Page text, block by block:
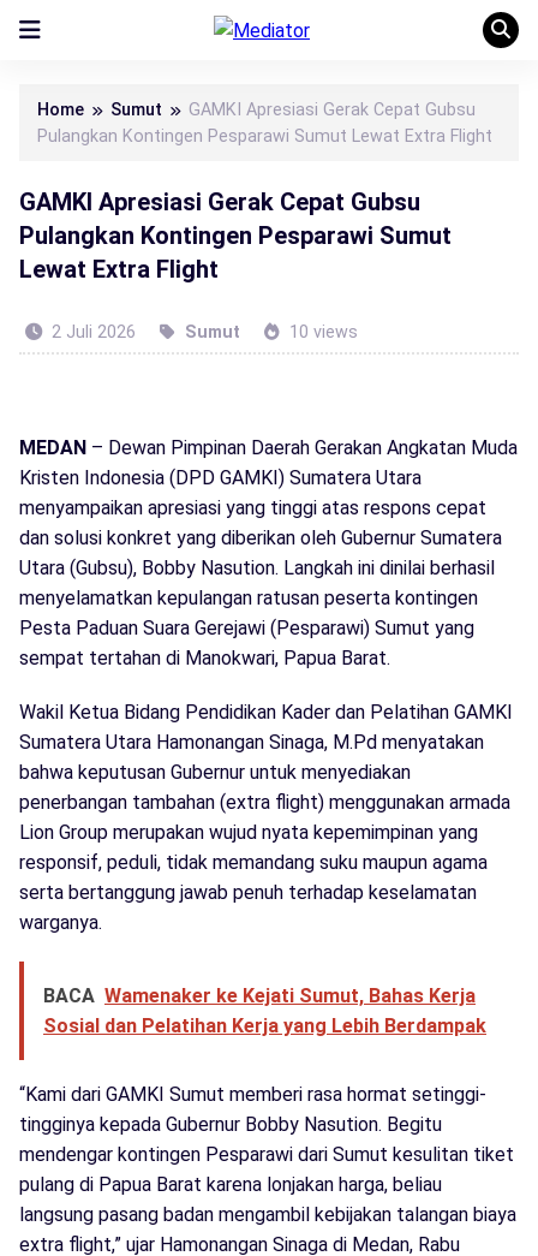
Home Sumut
GAMKI Apresiasi Gerak Cepat Gubsu
Pulangkan Kontingen Pesparawi Sumut Lewat Extra Flight
GAMKI Apresiasi Gerak Cepat Gubsu
Pulangkan Kontingen Pesparawi Sumut
Lewat Extra Flight
2 Juli 2026 Sumut 10 views
MEDAN – Dewan Pimpinan Daerah Gerakan Angkatan Muda
Kristen Indonesia (DPD GAMKI) Sumatera Utara
menyampaikan apresiasi yang tinggi atas respons cepat
dan solusi konkret yang diberikan oleh Gubernur Sumatera
Utara (Gubsu), Bobby Nasution. Langkah ini dinilai berhasil
menyelamatkan kepulangan ratusan peserta kontingen
Pesta Paduan Suara Gerejawi (Pesparawi) Sumut yang
sempat tertahan di Manokwari, Papua Barat.
Wakil Ketua Bidang Pendidikan Kader dan Pelatihan GAMKI
Sumatera Utara Hamonangan Sinaga, M.Pd menyatakan
bahwa keputusan Gubernur untuk menyediakan
penerbangan tambahan (extra flight) menggunakan armada
Lion Group merupakan wujud nyata kepemimpinan yang
responsif, peduli, tidak memandang suku maupun agama
serta bertanggung jawab penuh terhadap keselamatan
warganya.
BACA Wamenaker ke Kejati Sumut, Bahas Kerja
Sosial dan Pelatihan Kerja yang Lebih Berdampak
“Kami dari GAMKI Sumut memberi rasa hormat setinggi-
tingginya kepada Gubernur Bobby Nasution. Begitu
mendengar kontingen Pesparawi dari Sumut kesulitan tiket
pulang di Papua Barat karena lonjakan harga, beliau
langsung pasang badan mengambil kebijakan talangan biaya
extra flight,” ujar Hamonangan Sinaga di Medan, Rabu